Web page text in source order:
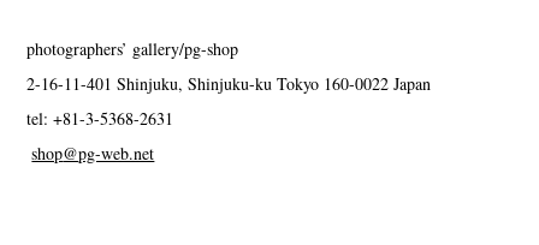
photographers’ gallery/pg-shop
2-16-11-401 Shinjuku, Shinjuku-ku Tokyo 160-0022 Japan
tel: +81-3-5368-2631
shop@pg-web.net